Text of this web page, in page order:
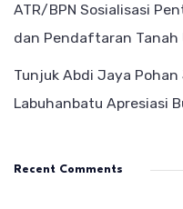
ATR/BPN Sosialisasi
dan Pendaftaran Tanah
Tunjuk Abdi Jaya Pohan
Labuhanbatu Apresiasi
Recent Comments